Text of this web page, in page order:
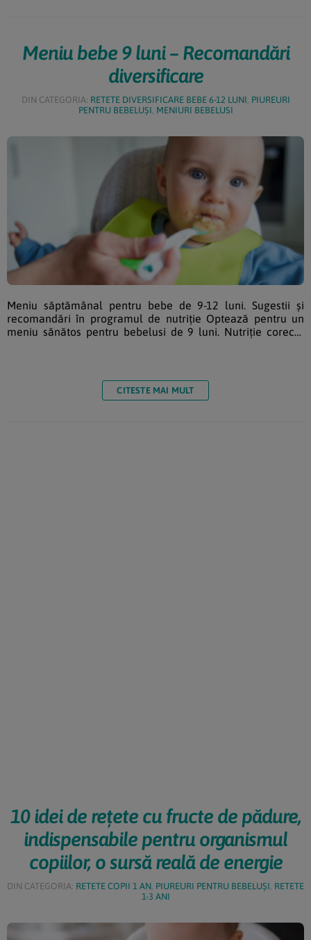
Meniu bebe 9 luni – Recomandări
diversificare
DIN CATEGORIA: RETETE DIVERSIFICARE BEBE 6-12 LUNI PIUREURI
PENTRU BEBELUȘI MENIURI BEBELUSI
Meniu săptămânal pentru bebe de 9-12 luni. Sugestii și
recomandări în programul de nutriție Optează pentru un
meniu sănătos pentru bebelusi de 9 luni. Nutriție corectă
două, trei gustări, zilnic. În vederea asigurării necesarului
de minerale și vitamine, ar fi indicat ca acestea […]
CITESTE MAI MULT
10 idei de rețete cu fructe de pădure,
indispensabile pentru organismul
copiilor, o sursă reală de energie
DIN CATEGORIA: RETETE COPII 1 AN PIUREURI PENTRU BEBELUȘI RETETE
1-3 ANI